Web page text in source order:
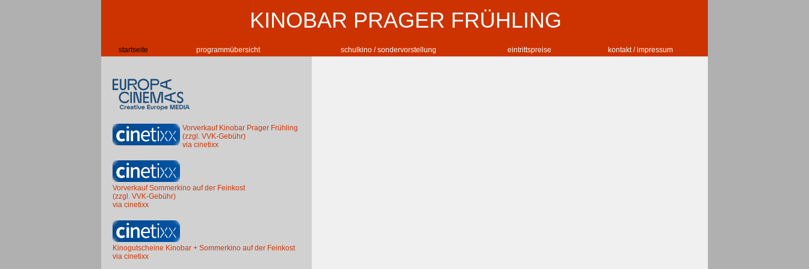
KINOBAR PRAGER FRÜHLING
startseite programmübersicht schulkino / sondervorstellung eintrittspreise kontakt / impressum
Vorverkauf Kinobar Prager Frühling
(zzgl. VVK-Gebühr)
via cinetixx
Vorverkauf Sommerkino auf der Feinkost
(zzgl. VVK-Gebühr)
via cinetixx
Kinogutscheine Kinobar + Sommerkino auf der Feinkost
via cinetixx